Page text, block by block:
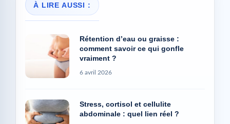
À LIRE AUSSI :
Rétention d’eau ou graisse :
comment savoir ce qui gonfle
vraiment ?
6 avril 2026
Stress, cortisol et cellulite
abdominale : quel lien réel ?